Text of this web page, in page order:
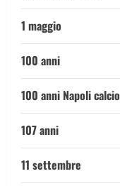
1 maggio
100 anni
100 anni Napoli calcio
107 anni
11 settembre